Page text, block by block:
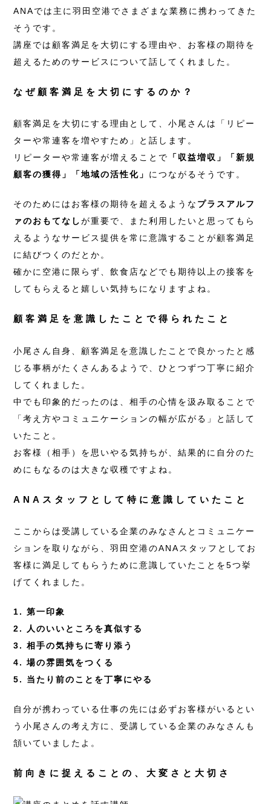
ANAでは主に羽田空港でさまざまな業務に携わってきた
そうです。
講座では顧客満足を大切にする理由や、お客様の期待を
超えるためのサービスについて話してくれました。
なぜ顧客満足を大切にするのか？
顧客満足を大切にする理由として、小尾さんは「リピー
ターや常連客を増やすため」と話します。
リピーターや常連客が増えることで
「収益増収」「新規
顧客の獲得」「地域の活性化」 につながるそうです。
そのためにはお客様の期待を超えるような プラスアルフ
ァのおもてなしが重要で、また利用したいと思ってもら
えるようなサービス提供を常に意識することが顧客満足
に結びつくのだとか。
確かに空港に限らず、飲食店などでも期待以上の接客を
してもらえると嬉しい気持ちになりますよね。
顧客満足を意識したことで得られたこと
小尾さん自身、顧客満足を意識したことで良かったと感
じる事柄がたくさんあるようで、ひとつずつ丁寧に紹介
してくれました。
中でも印象的だったのは、相手の心情を汲み取ることで
「考え方やコミュニケーションの幅が広がる」と話して
いたこと。
お客様（相手）を思いやる気持ちが、結果的に自分のた
めにもなるのは大きな収穫ですよね。
ANAスタッフとして特に意識していたこと
ここからは受講している企業のみなさんとコミュニケー
ションを取りながら、羽田空港のANAスタッフとしてお
客様に満足してもらうために意識していたことを5つ挙
げてくれました。
1. 第一印象
2. 人のいいところを真似する
3. 相手の気持ちに寄り添う
4. 場の雰囲気をつくる
5. 当たり前のことを丁寧にやる
自分が携わっている仕事の先には必ずお客様がいるとい
う小尾さんの考え方に、受講している企業のみなさんも
頷いていましたよ。
前向きに捉えることの、大変さと大切さ